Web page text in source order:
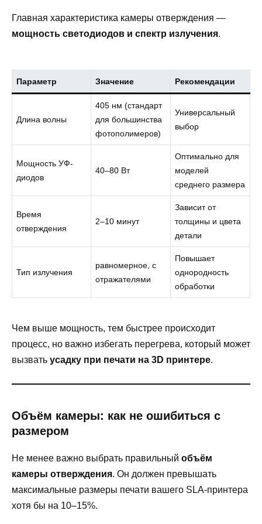
Главная характеристика камеры отверждения —
мощность светодиодов и спектр излучения.
Параметр Значение Рекомендации
Длина волны
405 нм (стандарт
для большинства
фотополимеров)
Универсальный
выбор
Мощность УФ-
диодов
40–80 Вт
Оптимально для
моделей
среднего размера
Время
отверждения
2–10 минут
Зависит от
толщины и цвета
детали
Тип излучения
равномерное, с
отражателями
Повышает
однородность
обработки
Чем выше мощность, тем быстрее происходит
процесс, но важно избегать перегрева, который может
вызвать усадку при печати на 3D принтере.
Объём камеры: как не ошибиться с
размером
Не менее важно выбрать правильный объём
камеры отверждения. Он должен превышать
максимальные размеры печати вашего SLA-принтера
хотя бы на 10–15%.